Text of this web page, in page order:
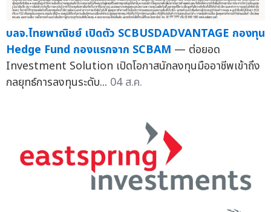
บลจ.ไทยพาณิชย์ เปิดตัว SCBUSDADVANTAGE กองทุน
Hedge Fund กองแรกจาก SCBAM — ต่อยอด
Investment Solution เปิดโอกาสนักลงทุนมืออาชีพเข้าถึง
กลยุทธ์การลงทุนระดับ... 04 ส.ค.